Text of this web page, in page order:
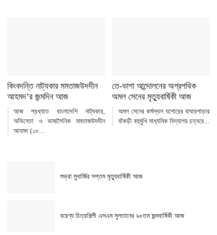
কিংবদন্তি নাট্যকার মমতাজউদদীন
আহমদ’র জন্মদিন আজ
আজ প্রখ্যাত বাংলাদেশি নাট্যকার,
অভিনেতা ও ভাষাসৈনিক মমতাজউদদীন
আহমদ (১৮...
তে-ভাগা আন্দোলনের অগ্রপথিক
অমল সেনের মৃত্যুবার্ষিকী আজ
অমল সেনের কর্মস্থল যশোরের বাঘারপাড়ার
বাঁকড়ী বহুমুখি মাধ্যমিক বিদ্যালয় চত্বরে...
শুভ্রা মুখার্জির সপ্তম মৃত্যুবার্ষিকী আজ
বরেণ্য চিত্রশিল্পী এসএম সুলতানের ৯৮তম জন্মবার্ষিকী আজ